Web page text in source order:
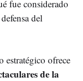
fue considerado
del
estratégico ofrece
de la